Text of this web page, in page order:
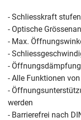
- Schliesskraft
- Optische
- Max.
-
-
- Alle Funktionen
-
werden
- Barrierefrei nach